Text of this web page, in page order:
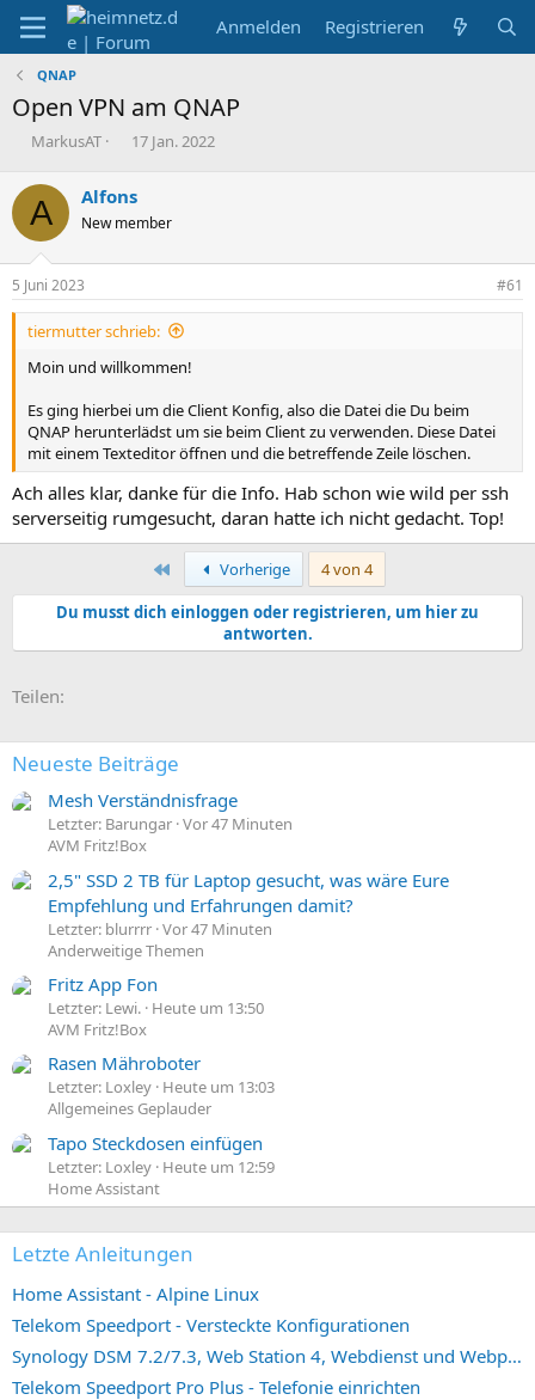
Anmelden Registrieren
QNAP
Open VPN am QNAP
E
s
e
l
l
e
r
MarkusAT
E
t
e
l
a
m
17 Jan. 2022
A Alfons
New member
5 Juni 2023 #61
tiermutter schrieb:
Moin und willkommen!
Es ging hierbei um die Client Konfig, also die Datei die Du beim
QNAP herunterlädst um sie beim Client zu verwenden. Diese Datei
mit einem Texteditor öffnen und die betreffende Zeile löschen.
Ach alles klar, danke für die Info. Hab schon wie wild per ssh
serverseitig rumgesucht, daran hatte ich nicht gedacht. Top!
Erste Vorherige
4 von 4
Du musst dich einloggen oder registrieren, um hier zu
antworten.
Teilen:
Neueste Beiträge
Mesh Verständnisfrage
Letzter: Barungar Vor 47 Minuten
AVM Fritz!Box
2,5" SSD 2 TB für Laptop gesucht, was wäre Eure
Empfehlung und Erfahrungen damit?
Letzter: blurrrr Vor 47 Minuten
Anderweitige Themen
Fritz App Fon
Letzter: Lewi. Heute um 13:50
AVM Fritz!Box
Rasen Mähroboter
Letzter: Loxley Heute um 13:03
Allgemeines Geplauder
Tapo Steckdosen einfügen
Letzter: Loxley Heute um 12:59
Home Assistant
Letzte Anleitungen
Home Assistant - Alpine Linux
Telekom Speedport - Versteckte Konfigurationen
Synology DSM 7.2/7.3, Web Station 4, Webdienst und Webportal erstellen (ehemals vHost)
Telekom Speedport Pro Plus - Telefonie einrichten